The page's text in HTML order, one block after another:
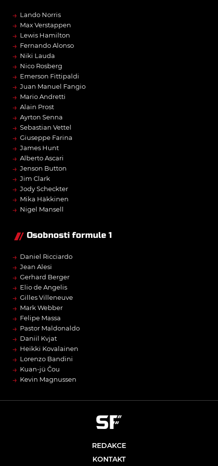
→ Lando Norris
→ Max Verstappen
→ Lewis Hamilton
→ Fernando Alonso
→ Niki Lauda
→ Nico Rosberg
→ Emerson Fittipaldi
→ Juan Manuel Fangio
→ Mario Andretti
→ Alain Prost
→ Ayrton Senna
→ Sebastian Vettel
→ Giuseppe Farina
→ James Hunt
→ Alberto Ascari
→ Jenson Button
→ Jim Clark
→ Jody Scheckter
→ Mika Häkkinen
→ Nigel Mansell
Osobnosti formule 1
→ Daniel Ricciardo
→ Jean Alesi
→ Gerhard Berger
→ Elio de Angelis
→ Gilles Villeneuve
→ Mark Webber
→ Felipe Massa
→ Pastor Maldonaldo
→ Daniil Kvjat
→ Heikki Kovalainen
→ Lorenzo Bandini
→ Kuan-jü Čou
→ Kevin Magnussen
REDAKCE
KONTAKT